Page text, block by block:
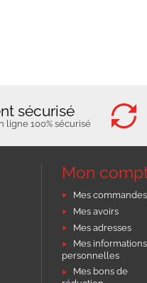
sécurisé
ligne 100% sécurisé
Mon
Mes commandes
Mes avoirs
Mes adresses
Mes informations
personnelles
Mes bons de